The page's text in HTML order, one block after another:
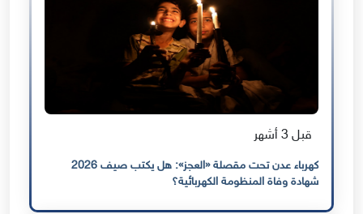
قبل 3 أشهر
كهرباء عدن تحت مقصلة «العجز»: هل يكتب صيف 2026
شهادة وفاة المنظومة الكهربائية؟